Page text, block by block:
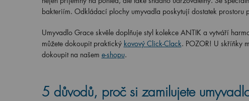
bakteriím. Odkládací plochy umyvadla poskytují dostatek prostoru
Umyvadlo Grace skvěle doplňuje styl kolekce ANTIK a vytváří
můžete dokoupit praktický kovový Click-Clack. POZOR! U skříňky
dokoupit na našem e-shopu.
5 důvodů, proč si zamilujete